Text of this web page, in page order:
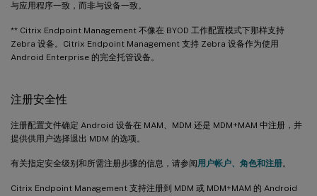
与应用程序一致，而非与设备一致。
** Citrix Endpoint Management 不像在 BYOD 工作配置模式下那样支持
Zebra 设备。Citrix Endpoint Management 支持 Zebra 设备作为使用
Android Enterprise 的完全托管设备。
注册安全性
注册配置文件确定 Android 设备在 MAM、MDM 还是 MDM+MAM 中注册，并
提供供用户选择退出 MDM 的选项。
有关指定安全级别和所需注册步骤的信息，请参阅 用户帐户、角色和注册。
Citrix Endpoint Management 支持注册到 MDM 或 MDM+MAM 的 Android